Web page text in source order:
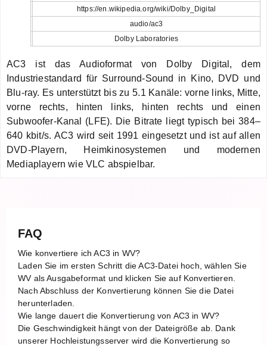
https://en.wikipedia.org/wiki/Dolby_Digital
audio/ac3
Dolby Laboratories
AC3 ist das Audioformat von Dolby Digital, dem
Industriestandard für Surround-Sound in Kino, DVD und
Blu-ray. Es unterstützt bis zu 5.1 Kanäle: vorne links, Mitte,
vorne rechts, hinten links, hinten rechts und einen
Subwoofer-Kanal (LFE). Die Bitrate liegt typisch bei 384–
640 kbit/s. AC3 wird seit 1991 eingesetzt und ist auf allen
DVD-Playern, Heimkinosystemen und modernen
Mediaplayern wie VLC abspielbar.
FAQ
Wie konvertiere ich AC3 in WV?
Laden Sie im ersten Schritt die AC3-Datei hoch, wählen Sie
WV als Ausgabeformat und klicken Sie auf Konvertieren.
Nach Abschluss der Konvertierung können Sie die Datei
herunterladen.
Wie lange dauert die Konvertierung von AC3 in WV?
Die Geschwindigkeit hängt von der Dateigröße ab. Dank
unserer Hochleistungsserver wird die Konvertierung so